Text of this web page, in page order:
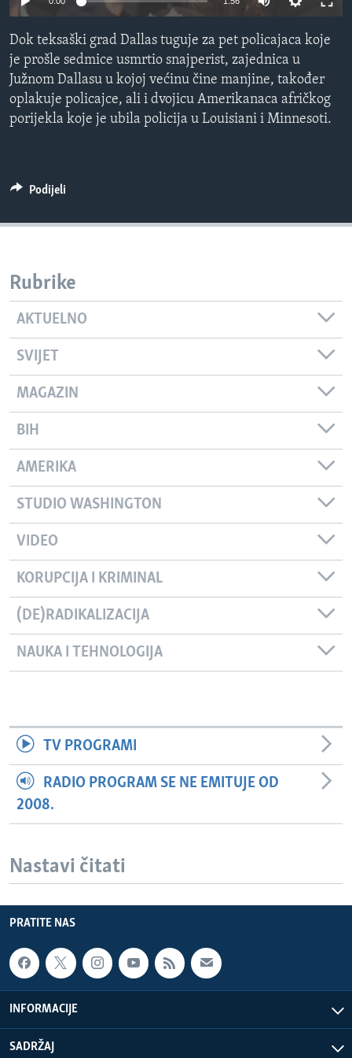
MAGAZIN
O GLASU AMERIKE
Learning English
PRATITE NAS
Jezici
Dok teksaški grad Dallas tuguje za pet policajaca koje
je prošle sedmice usmrtio snajperist, zajednica u
Južnom Dallasu u kojoj većinu čine manjine, također
oplakuje policajce, ali i dvojicu Amerikanaca afričkog
porijekla koje je ubila policija u Louisiani i Minnesoti.
Podijeli
Rubrike
AKTUELNO
SVIJET
MAGAZIN
BIH
AMERIKA
STUDIO WASHINGTON
VIDEO
KORUPCIJA I KRIMINAL
(DE)RADIKALIZACIJA
NAUKA I TEHNOLOGIJA
TV PROGRAMI
RADIO PROGRAM SE NE EMITUJE OD
2008.
Nastavi čitati
PRATITE NAS
INFORMACIJE
SADRŽAJ